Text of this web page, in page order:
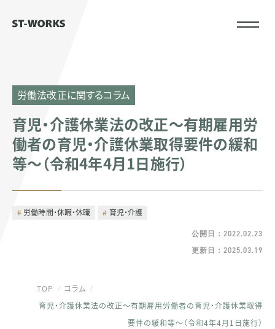
労働法改正に関するコラム
育児・介護休業法の改正～有期雇用労
働者の育児・介護休業取得要件の緩和
等～（令和4年4月1日施行）
労働時間・休暇・休職 育児・介護
公開日：2022.02.23
更新日：2025.03.19
TOP
コラム
育児・介護休業法の改正～有期雇用労働者の育児・介護休業取得
要件の緩和等～（令和4年4月1日施行）